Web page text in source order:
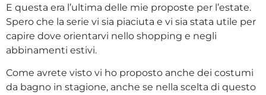
E questa era l’ultima delle mie proposte per l’estate.
Spero che la serie vi sia piaciuta e vi sia stata utile per
capire dove orientarvi nello shopping e negli
abbinamenti estivi.
Come avrete visto vi ho proposto anche dei costumi
da bagno in stagione, anche se nella scelta di questo